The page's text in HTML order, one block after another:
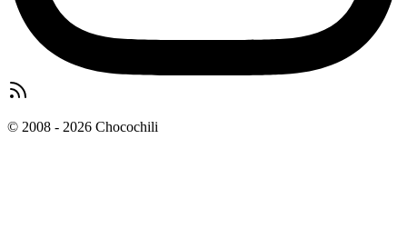
© 2008 - 2026 Chocochili